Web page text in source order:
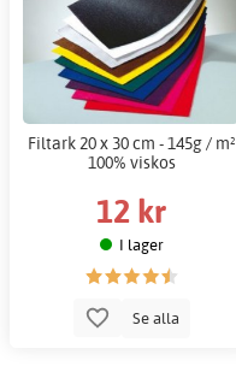
Filtark 20 x 30 cm - 145g / m²
100% viskos
12 kr
I lager
Se alla